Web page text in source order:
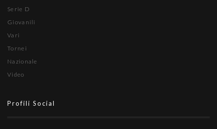
Serie D
Giovanili
Vari
Tornei
Nazionale
Video
Profili Social